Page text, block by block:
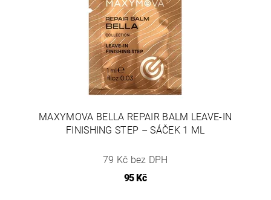
MAXYMOVA BELLA REPAIR BALM LEAVE-IN
FINISHING STEP – SÁČEK 1 ML
79 Kč bez DPH
95 Kč